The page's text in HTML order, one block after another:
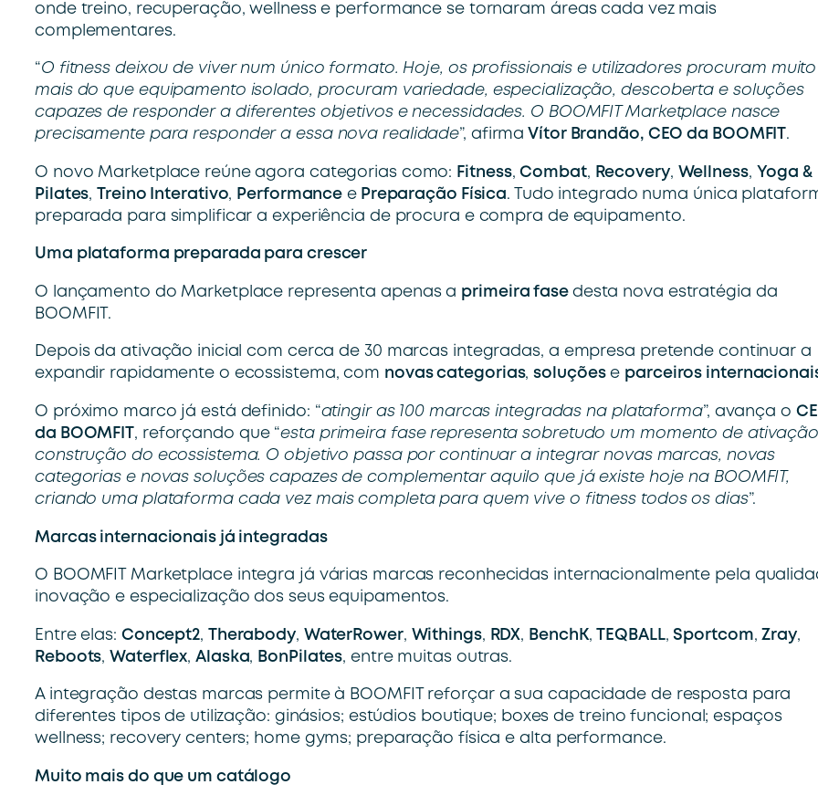
onde treino, recuperação, wellness e performance se tornaram áreas cada vez mais
complementares.
“O fitness deixou de viver num único formato. Hoje, os profissionais e utilizadores procuram muito
mais do que equipamento isolado, procuram variedade, especialização, descoberta e soluções
capazes de responder a diferentes objetivos e necessidades. O BOOMFIT Marketplace nasce
precisamente para responder a essa nova realidade”, afirma Vítor Brandão, CEO da BOOMFIT .
O novo Marketplace reúne agora categorias como: Fitness,Combat, Recovery, Wellness, Yoga &
Pilates, Treino Interativo, Performance ePreparação Física. Tudo integrado numa única
preparada para simplificar a experiência de procura e compra de equipamento.
Uma plataforma preparada para crescer
O lançamento do Marketplace representa apenas a primeira fase desta nova estratégia da
BOOMFIT.
Depois da ativação inicial com cerca de 30 marcas integradas, a empresa pretende continuar a
expandir rapidamente o ecossistema, com novas categorias,soluçõese parceiros
O próximo marco já está definido: “atingir as 100 marcas integradas na plataforma”, avança o
da BOOMFIT , reforçando que “esta primeira fase representa sobretudo um momento de
construção do ecossistema. O objetivo passa por continuar a integrar novas marcas, novas
categorias e novas soluções capazes de complementar aquilo que já existe hoje na BOOMFIT,
criando uma plataforma cada vez mais completa para quem vive o fitness todos os dias”.
Marcas internacionais já integradas
O BOOMFIT Marketplace integra já várias marcas reconhecidas internacionalmente pela
inovação e especialização dos seus equipamentos.
Entre elas: Concept2, Therabody, WaterRower, Withings, RDX, BenchK, TEQBALL,Sportcom, Zray,
Reboots, Waterflex,Alaska, BonPilates, entre muitas outras.
A integração destas marcas permite à BOOMFIT reforçar a sua capacidade de resposta para
diferentes tipos de utilização: ginásios; estúdios boutique; boxes de treino funcional; espaços
wellness; recovery centers; home gyms; preparação física e alta performance.
Muito mais do que um catálogo